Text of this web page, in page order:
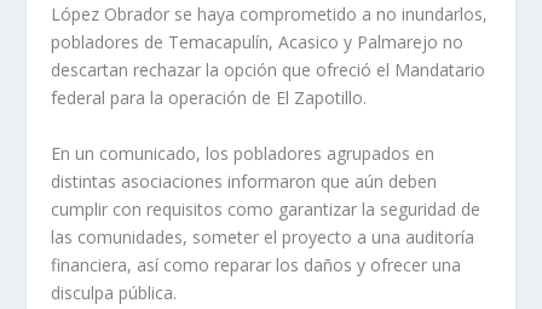
López Obrador se haya comprometido a no inundarlos,
pobladores de Temacapulín, Acasico y Palmarejo no
descartan rechazar la opción que ofreció el Mandatario
federal para la operación de El Zapotillo.
En un comunicado, los pobladores agrupados en
distintas asociaciones informaron que aún deben
cumplir con requisitos como garantizar la seguridad de
las comunidades, someter el proyecto a una auditoría
financiera, así como reparar los daños y ofrecer una
disculpa pública.